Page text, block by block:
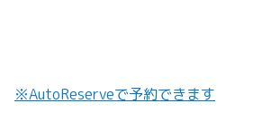
※AutoReserveで予約できます